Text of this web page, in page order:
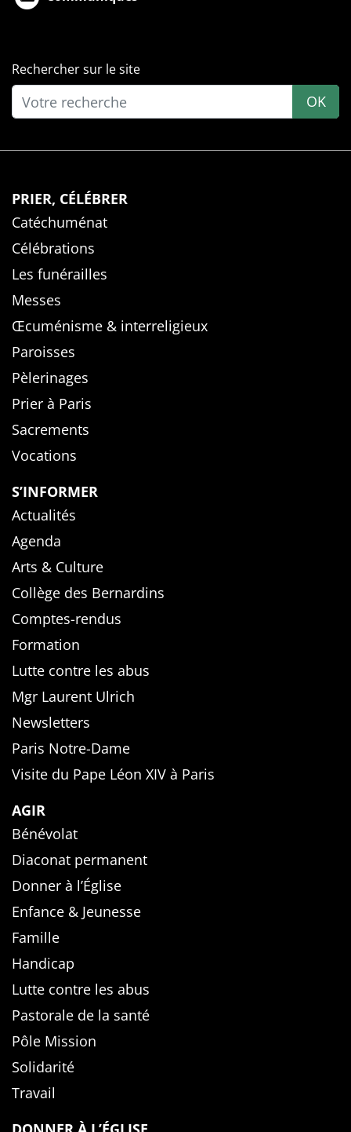
Rechercher sur le site
OK
PRIER, CÉLÉBRER
Catéchuménat
Célébrations
Les funérailles
Messes
Œcuménisme & interreligieux
Paroisses
Pèlerinages
Prier à Paris
Sacrements
Vocations
S’INFORMER
Actualités
Agenda
Arts & Culture
Collège des Bernardins
Comptes-rendus
Formation
Lutte contre les abus
Mgr Laurent Ulrich
Newsletters
Paris Notre-Dame
Visite du Pape Léon XIV à Paris
AGIR
Bénévolat
Diaconat permanent
Donner à l’Église
Enfance & Jeunesse
Famille
Handicap
Lutte contre les abus
Pastorale de la santé
Pôle Mission
Solidarité
Travail